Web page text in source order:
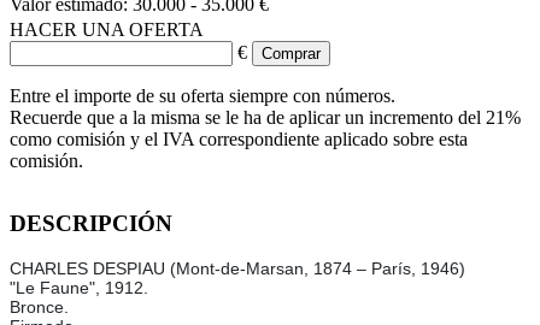
HACER UNA OFERTA
€
Entre el importe de su oferta siempre con números.
Recuerde que a la misma se le ha de aplicar un incremento del 21%
como comisión y el IVA correspondiente aplicado sobre esta
comisión.
DESCRIPCIÓN
CHARLES DESPIAU (Mont-de-Marsan, 1874 – París, 1946)
"Le Faune", 1912.
Bronce.